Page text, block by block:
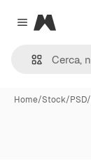
Close menu
Magnific
Home/Stock/PSD/